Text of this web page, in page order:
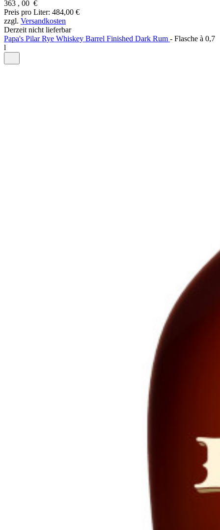
363 , 00 €
Preis pro Liter: 484,00 €
zzgl. Versandkosten
Derzeit nicht lieferbar
Papa's Pilar Rye Whiskey Barrel Finished Dark Rum - Flasche à 0,7
l